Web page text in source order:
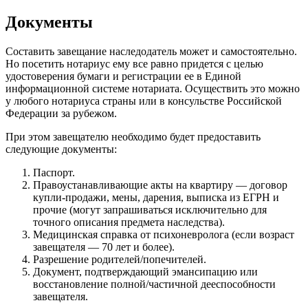
Документы
Составить завещание наследодатель может и самостоятельно.
Но посетить нотариус ему все равно придется с целью
удостоверения бумаги и регистрации ее в Единой
информационной системе нотариата. Осуществить это можно
у любого нотариуса страны или в консульстве Российской
Федерации за рубежом.
При этом завещателю необходимо будет предоставить
следующие документы:
Паспорт.
Правоустанавливающие акты на квартиру ― договор
купли-продажи, мены, дарения, выписка из ЕГРН и
прочие (могут запрашиваться исключительно для
точного описания предмета наследства).
Медицинская справка от психоневролога (если возраст
завещателя — 70 лет и более).
Разрешение родителей/попечителей.
Документ, подтверждающий эмансипацию или
восстановление полной/частичной дееспособности
завещателя.